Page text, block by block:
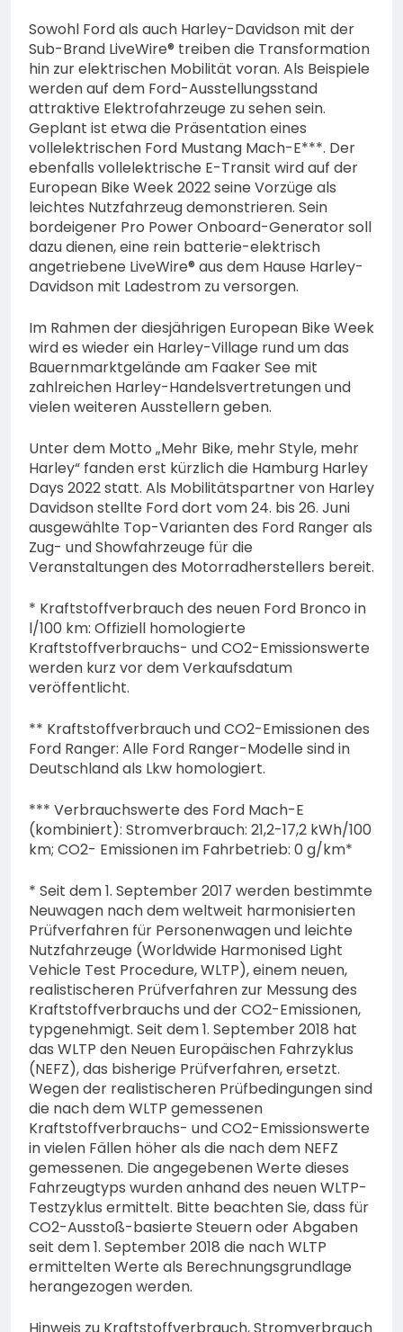
Sowohl Ford als auch Harley-Davidson mit der
Sub-Brand LiveWire® treiben die Transformation
hin zur elektrischen Mobilität voran. Als Beispiele
werden auf dem Ford-Ausstellungsstand
attraktive Elektrofahrzeuge zu sehen sein.
Geplant ist etwa die Präsentation eines
vollelektrischen Ford Mustang Mach-E***. Der
ebenfalls vollelektrische E-Transit wird auf der
European Bike Week 2022 seine Vorzüge als
leichtes Nutzfahrzeug demonstrieren. Sein
bordeigener Pro Power Onboard-Generator soll
dazu dienen, eine rein batterie-elektrisch
angetriebene LiveWire® aus dem Hause Harley-
Davidson mit Ladestrom zu versorgen.
Im Rahmen der diesjährigen European Bike Week
wird es wieder ein Harley-Village rund um das
Bauernmarktgelände am Faaker See mit
zahlreichen Harley-Handelsvertretungen und
vielen weiteren Ausstellern geben.
Unter dem Motto „Mehr Bike, mehr Style, mehr
Harley“ fanden erst kürzlich die Hamburg Harley
Days 2022 statt. Als Mobilitätspartner von Harley
Davidson stellte Ford dort vom 24. bis 26. Juni
ausgewählte Top-Varianten des Ford Ranger als
Zug- und Showfahrzeuge für die
Veranstaltungen des Motorradherstellers bereit.
* Kraftstoffverbrauch des neuen Ford Bronco in
l/100 km: Offiziell homologierte
Kraftstoffverbrauchs- und CO2-Emissionswerte
werden kurz vor dem Verkaufsdatum
veröffentlicht.
** Kraftstoffverbrauch und CO2-Emissionen des
Ford Ranger: Alle Ford Ranger-Modelle sind in
Deutschland als Lkw homologiert.
*** Verbrauchswerte des Ford Mach-E
(kombiniert): Stromverbrauch: 21,2-17,2 kWh/100
km; CO2- Emissionen im Fahrbetrieb: 0 g/km*
* Seit dem 1. September 2017 werden bestimmte
Neuwagen nach dem weltweit harmonisierten
Prüfverfahren für Personenwagen und leichte
Nutzfahrzeuge (Worldwide Harmonised Light
Vehicle Test Procedure, WLTP), einem neuen,
realistischeren Prüfverfahren zur Messung des
Kraftstoffverbrauchs und der CO2-Emissionen,
typgenehmigt. Seit dem 1. September 2018 hat
das WLTP den Neuen Europäischen Fahrzyklus
(NEFZ), das bisherige Prüfverfahren, ersetzt.
Wegen der realistischeren Prüfbedingungen sind
die nach dem WLTP gemessenen
Kraftstoffverbrauchs- und CO2-Emissionswerte
in vielen Fällen höher als die nach dem NEFZ
gemessenen. Die angegebenen Werte dieses
Fahrzeugtyps wurden anhand des neuen WLTP-
Testzyklus ermittelt. Bitte beachten Sie, dass für
CO2-Ausstoß-basierte Steuern oder Abgaben
seit dem 1. September 2018 die nach WLTP
ermittelten Werte als Berechnungsgrundlage
herangezogen werden.